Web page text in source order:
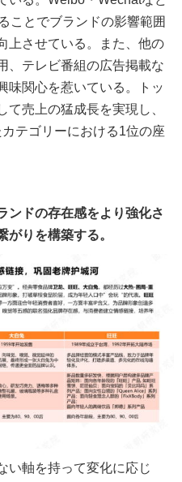
ことでブランドの影響範囲
上させている。また、他の
、テレビ番組の広告掲載な
味関心を惹いている。トッ
売上の猛成長を実現し、
テゴリーにおける1位の座
ンドの存在感をより強化さ
がりを構築する。
い軸を持って変化に応じ